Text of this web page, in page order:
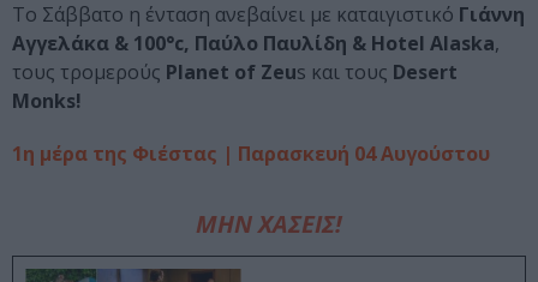
Το Σάββατο η ένταση ανεβαίνει με καταιγιστικό Γιάννη
Αγγελάκα & 100°c, Παύλο Παυλίδη & Hotel Alaska,
τους τρομερούς Planet of Zeus και τους Desert
Monks!
1η μέρα της Φιέστας | Παρασκευή 04 Αυγούστου
ΜΗΝ ΧΑΣΕΙΣ!